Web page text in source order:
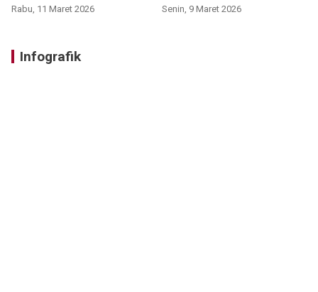
Rabu, 11 Maret 2026 Senin, 9 Maret 2026
Infografik